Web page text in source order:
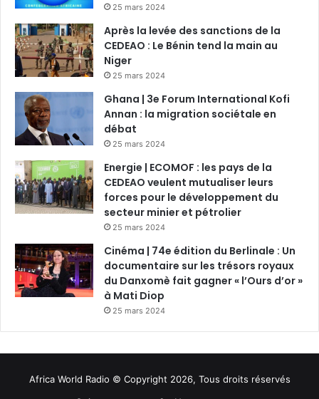
25 mars 2024
Après la levée des sanctions de la
CEDEAO : Le Bénin tend la main au
Niger
25 mars 2024
Ghana | 3e Forum International Kofi
Annan : la migration sociétale en
débat
25 mars 2024
Energie | ECOMOF : les pays de la
CEDEAO veulent mutualiser leurs
forces pour le développement du
secteur minier et pétrolier
25 mars 2024
Cinéma | 74e édition du Berlinale : Un
documentaire sur les trésors royaux
du Danxomè fait gagner « l’Ours d’or »
à Mati Diop
25 mars 2024
Africa World Radio © Copyright 2026, Tous droits réservés